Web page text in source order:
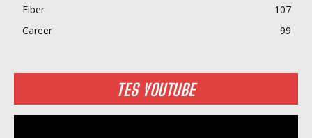
Fiber
107
Career
99
TES YOUTUBE